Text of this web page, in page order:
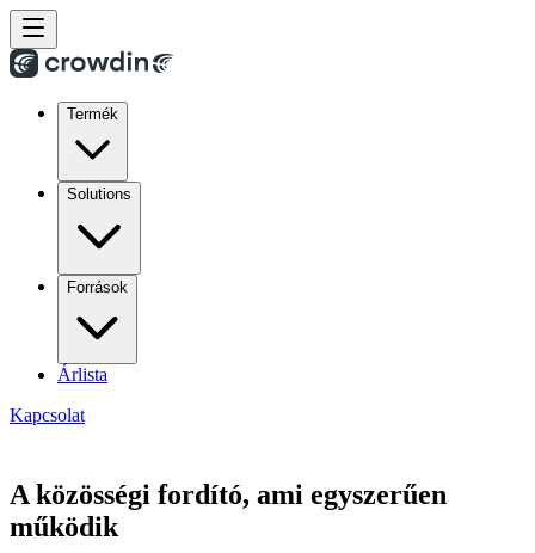
Termék
Solutions
Források
Árlista
Kapcsolat
A közösségi fordító, ami egyszerűen
működik